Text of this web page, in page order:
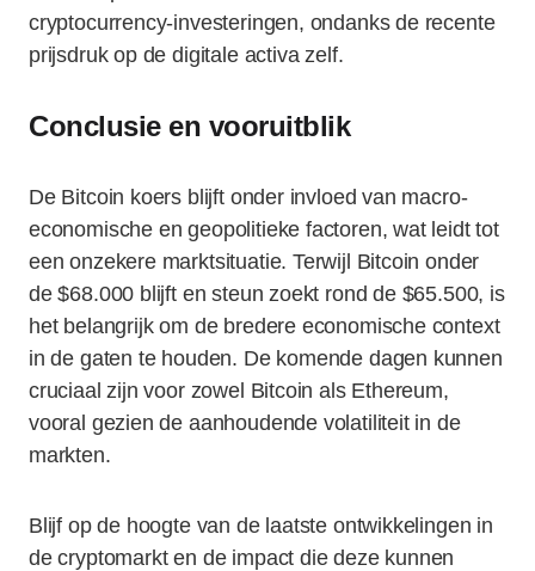
cryptocurrency-investeringen, ondanks de recente
prijsdruk op de digitale activa zelf.
Conclusie en vooruitblik
De Bitcoin koers blijft onder invloed van macro-
economische en geopolitieke factoren, wat leidt tot
een onzekere marktsituatie. Terwijl Bitcoin onder
de $68.000 blijft en steun zoekt rond de $65.500, is
het belangrijk om de bredere economische context
in de gaten te houden. De komende dagen kunnen
cruciaal zijn voor zowel Bitcoin als Ethereum,
vooral gezien de aanhoudende volatiliteit in de
markten.
Blijf op de hoogte van de laatste ontwikkelingen in
de cryptomarkt en de impact die deze kunnen